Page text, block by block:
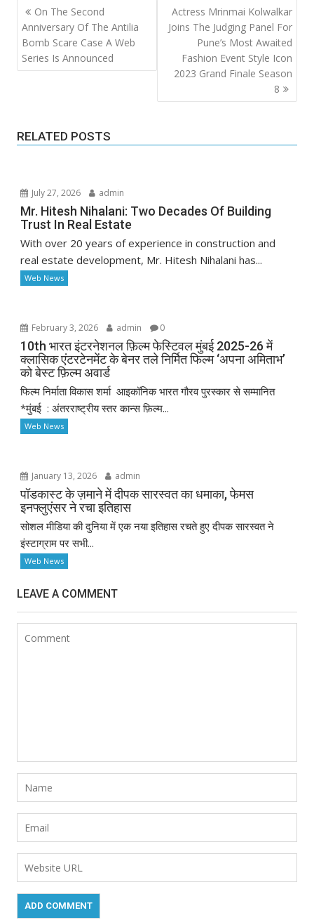
Post
navigation
On The Second
Anniversary Of The Antilia
Bomb Scare Case A Web
Series Is Announced
Actress Mrinmai Kolwalkar
Joins The Judging Panel For
Pune’s Most Awaited
Fashion Event Style Icon
2023 Grand Finale Season
8
RELATED POSTS
July 27, 2026 admin
Mr. Hitesh Nihalani: Two Decades Of Building
Trust In Real Estate
With over 20 years of experience in construction and
real estate development, Mr. Hitesh Nihalani has...
Web News
February 3, 2026 admin 0
10th भारत इंटरनेशनल फ़िल्म फेस्टिवल मुंबई 2025-26 में
क्लासिक एंटरटेनमेंट के बेनर तले निर्मित फिल्म ‘अपना अमिताभ’
को बेस्ट फ़िल्म अवार्ड
फिल्म निर्माता विकास शर्मा आइकॉनिक भारत गौरव पुरस्कार से सम्मानित
*मुंबई : अंतरराष्ट्रीय स्तर कान्स फ़िल्म...
Web News
January 13, 2026 admin
पॉडकास्ट के ज़माने में दीपक सारस्वत का धमाका, फेमस
इनफ्लुएंसर ने रचा इतिहास
सोशल मीडिया की दुनिया में एक नया इतिहास रचते हुए दीपक सारस्वत ने
इंस्टाग्राम पर सभी...
Web News
LEAVE A COMMENT